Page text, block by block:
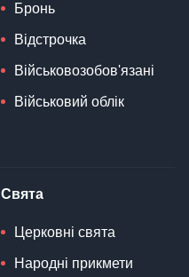
Бронь
Відстрочка
Військовозобов'язані
Військовий облік
Свята
Церковні свята
Народні прикмети